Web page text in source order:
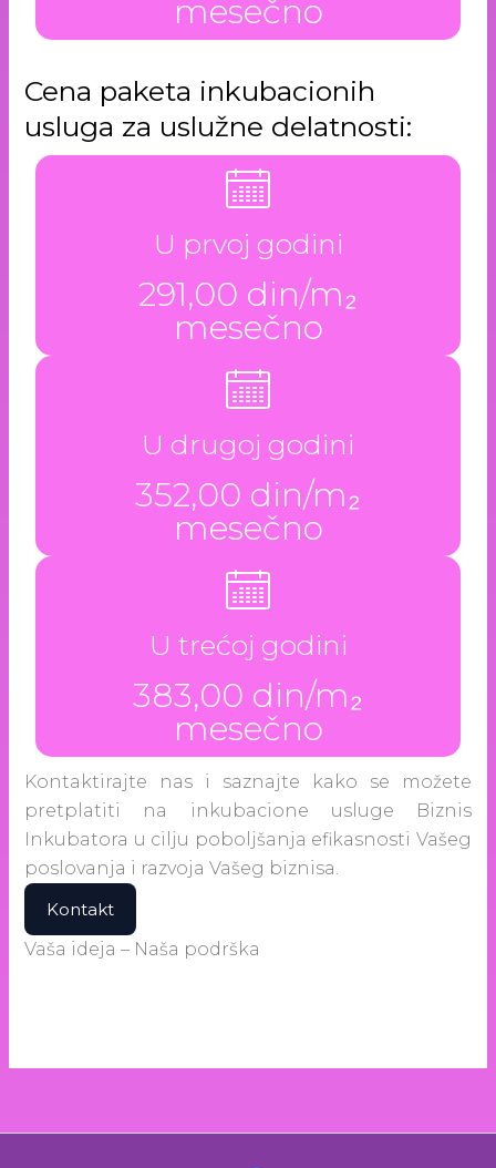
mesečno
Cena paketa inkubacionih
usluga za uslužne delatnosti:
U prvoj godini
291,00 din/m₂
mesečno
U drugoj godini
352,00 din/m₂
mesečno
U trećoj godini
383,00 din/m₂
mesečno
Kontaktirajte nas i saznajte kako se možete
pretplatiti na inkubacione usluge Biznis
Inkubatora u cilju poboljšanja efikasnosti Vašeg
poslovanja i razvoja Vašeg biznisa.
Kontakt
Vaša ideja – Naša podrška